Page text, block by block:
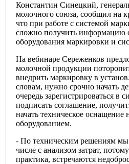
Константин Синецкий,
молочного союза, сообщил на
что при работе с системой
сложно получить информацию
оборудования маркировки и
На вебинаре Сереженков
молочной продукции
внедрить маркировку в
словам, нужно срочно начать
очередь зарегистрироваться в
подписать соглашение,
начать техническое
оборудованием.
- По техническим решениям мы
числе с анализом затрат,
практика, встречаются